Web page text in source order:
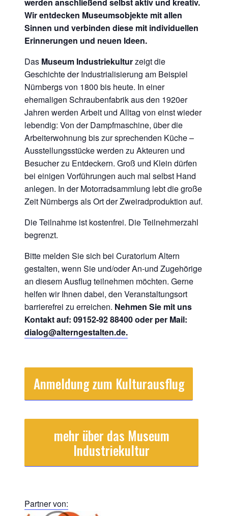
Wir entdecken Museumsobjekte mit allen
Sinnen und verbinden diese mit individuellen
Erinnerungen und neuen Ideen.
Das Museum Industriekulturzeigt die
Geschichte der Industrialisierung am Beispiel
Nürnbergs von 1800 bis heute. In einer
ehemaligen Schraubenfabrik aus den 1920er
Jahren werden Arbeit und Alltag von einst wieder
lebendig: Von der Dampfmaschine, über die
Arbeiterwohnung bis zur sprechenden Küche –
Ausstellungsstücke werden zu Akteuren und
Besucher zu Entdeckern. Groß und Klein dürfen
bei einigen Vorführungen auch mal selbst Hand
anlegen. In der Motorradsammlung lebt die große
Zeit Nürnbergs als Ort der Zweiradproduktion auf.
Die Teilnahme ist kostenfrei. Die Teilnehmerzahl
begrenzt.
Bitte melden Sie sich bei Curatorium Altern
gestalten, wenn Sie und/oder An-und Zugehörige
an diesem Ausflug teilnehmen möchten. Gerne
helfen wir Ihnen dabei, den Veranstaltungsort
barrierefrei zu erreichen. Nehmen Sie mit uns
Kontakt auf: 09152-92 88400 oder per Mail:
dialog@alterngestalten.de.
Anmeldung zum Kulturausflug
mehr über das Museum
Industriekultur
Partner von: